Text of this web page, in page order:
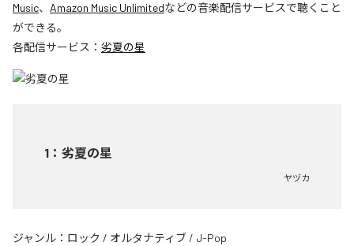
Music、 Amazon Music Unlimitedなどの音楽配信サービスで聴くこと
ができる。
各配信サービス： 劣夏の星
1 ： 劣夏の星
ヤヅカ
ジャンル： ロック / オルタナティブ / J-Pop